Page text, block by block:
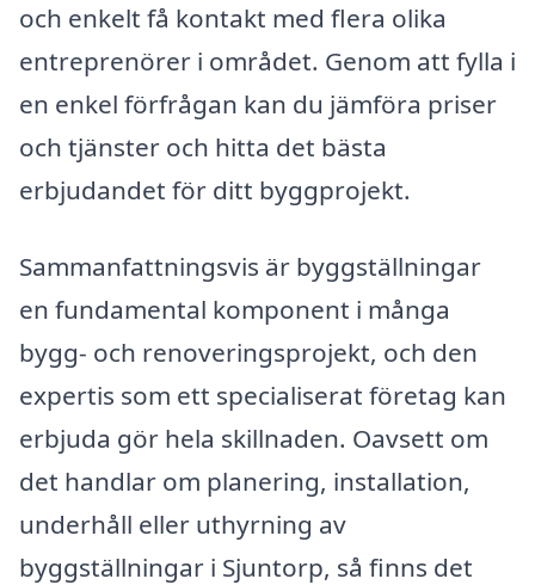
och enkelt få kontakt med flera olika
entreprenörer i området. Genom att fylla i
en enkel förfrågan kan du jämföra priser
och tjänster och hitta det bästa
erbjudandet för ditt byggprojekt.
Sammanfattningsvis är byggställningar
en fundamental komponent i många
bygg- och renoveringsprojekt, och den
expertis som ett specialiserat företag kan
erbjuda gör hela skillnaden. Oavsett om
det handlar om planering, installation,
underhåll eller uthyrning av
byggställningar i Sjuntorp, så finns det